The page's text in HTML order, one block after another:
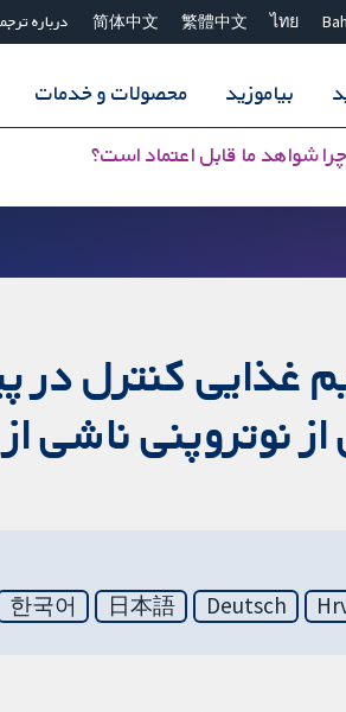
ไทย
繁體中文
简体中文 درباره
چرا شواهد ما قابل اعتماد است؟
بیاموزید محصولات و خدمات
غذایی کنترل در
از نوتروپنی ناشی
Deutsch
日本語
한국어